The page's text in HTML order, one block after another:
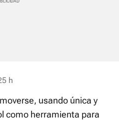
h
usando única y
como herramienta para